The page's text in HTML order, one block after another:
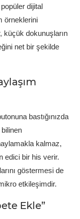
dijital
örneklerini
küçük dokunuşların
net bir şekilde
bastığınızda
kalmaz,
edici bir his verir.
göstermesi de
etkileşimdir.
Ekle”